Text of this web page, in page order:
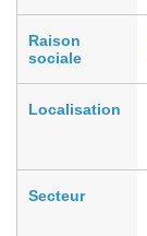
Raison
sociale
Localisation
Secteur